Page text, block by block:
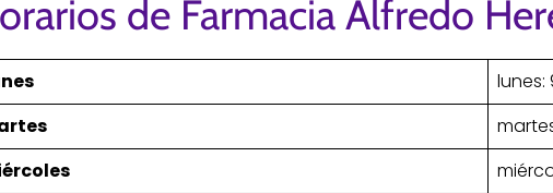
de Farmacia Alfredo
lunes: